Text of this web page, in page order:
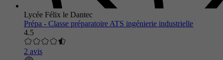
Lycée Félix le Dantec
Prépa - Classe préparatoire ATS ingénierie industrielle
4.5
2 avis